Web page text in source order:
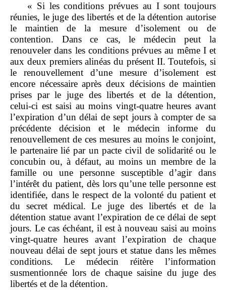
« Si les conditions prévues au I sont toujours
réunies, le juge des libertés et de la détention autorise
le maintien de la mesure d’isolement ou de
contention. Dans ce cas, le médecin peut la
renouveler dans les conditions prévues au même I et
aux deux premiers alinéas du présent II. Toutefois, si
le renouvellement d’une mesure d’isolement est
encore nécessaire après deux décisions de maintien
prises par le juge des libertés et de la détention,
celui‑ci est saisi au moins vingt‑quatre heures avant
l’expiration d’un délai de sept jours à compter de sa
précédente décision et le médecin informe du
renouvellement de ces mesures au moins le conjoint,
le partenaire lié par un pacte civil de solidarité ou le
concubin ou, à défaut, au moins un membre de la
famille ou une personne susceptible d’agir dans
l’intérêt du patient, dès lors qu’une telle personne est
identifiée, dans le respect de la volonté du patient et
du secret médical. Le juge des libertés et de la
détention statue avant l’expiration de ce délai de sept
jours. Le cas échéant, il est à nouveau saisi au moins
vingt‑quatre heures avant l’expiration de chaque
nouveau délai de sept jours et statue dans les mêmes
conditions. Le médecin réitère l’information
susmentionnée lors de chaque saisine du juge des
libertés et de la détention.